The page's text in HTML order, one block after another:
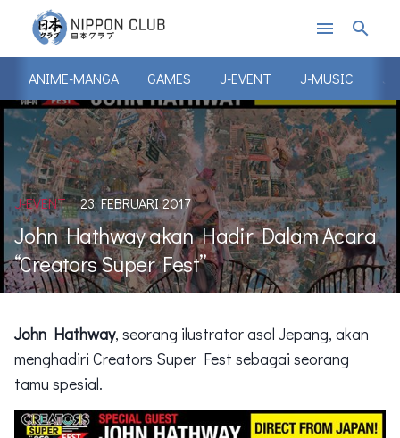
menu search
ANIME-MANGA GAMES J-EVENT J-MUSIC J-
J-EVENT 23 FEBRUARI 2017
John Hathway akan Hadir Dalam Acara
“Creators Super Fest”
John Hathway, seorang ilustrator asal Jepang, akan
menghadiri Creators Super Fest sebagai seorang
tamu spesial.